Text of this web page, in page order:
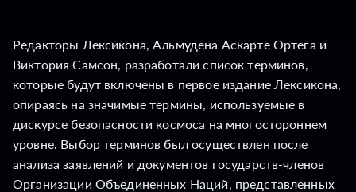
Редакторы Лексикона, Альмудена Аскарте Ортега и
Виктория Самсон, разработали список терминов,
которые будут включены в первое издание Лексикона,
опираясь на значимые термины, используемые в
дискурсе безопасности космоса на многостороннем
уровне. Выбор терминов был осуществлен после
анализа заявлений и документов государств-членов
Организации Объединенных Наций, представленных